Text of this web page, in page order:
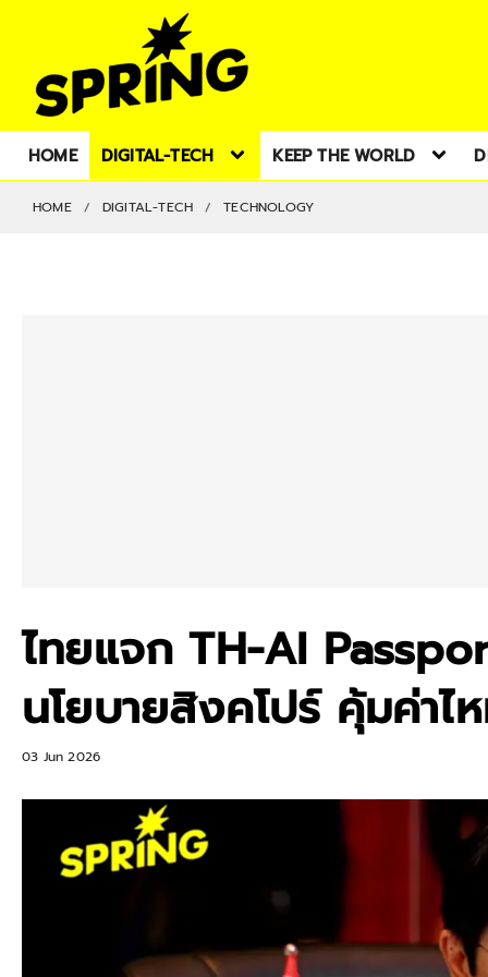
HOME DIGITAL-TECH KEEP THE WORLD
HOME DIGITAL-TECH TECHNOLOGY
ไทยแจก TH-AI
นโยบายสิงคโปร์ คุ้มค่าไ
03 Jun 2026